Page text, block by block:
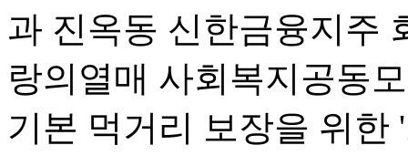
과 진옥동 신한금융지주
랑의열매 사회복지공동
기본 먹거리 보장을 위한